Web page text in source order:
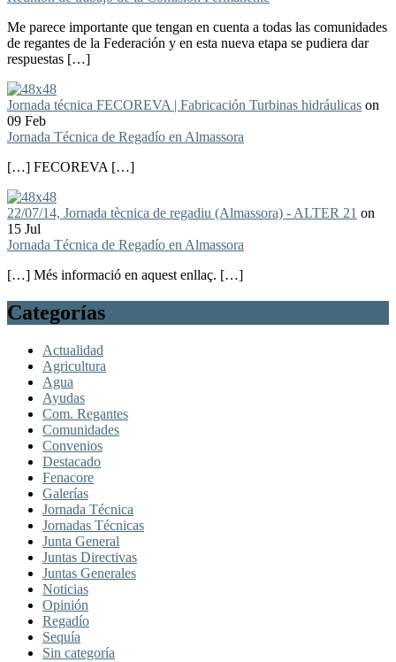
Me parece importante que tengan en cuenta a todas las comunidades
de regantes de la Federación y en esta nueva etapa se pudiera dar
respuestas […]
Jornada técnica FECOREVA | Fabricación Turbinas hidráulicas on
09 Feb
Jornada Técnica de Regadío en Almassora
[…] FECOREVA […]
22/07/14, Jornada tècnica de regadiu (Almassora) - ALTER 21 on
15 Jul
Jornada Técnica de Regadío en Almassora
[…] Més informació en aquest enllaç. […]
Categorías
Actualidad
Agricultura
Agua
Ayudas
Com. Regantes
Comunidades
Convenios
Destacado
Fenacore
Galerías
Jornada Técnica
Jornadas Técnicas
Junta General
Juntas Directivas
Juntas Generales
Noticias
Opinión
Regadío
Sequía
Sin categoría